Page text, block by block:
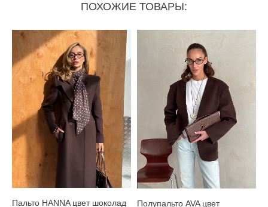
ПОХОЖИЕ ТОВАРЫ:
Пальто HANNA цвет шоколад
Полупальто AVA цвет